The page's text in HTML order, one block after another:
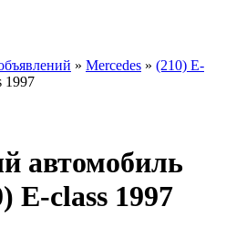
» Mercedes » (210) E-
1997
автомобиль
E-class 1997